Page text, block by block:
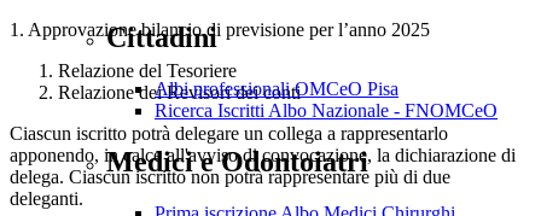
Cittadini
Albi professionali OMCeO Pisa
Ricerca Iscritti Albo Nazionale - FNOMCeO
Medici e Odontoiatri
1. Approvazione bilancio di previsione per l’anno 2025
Relazione del Tesoriere
Relazione dei Revisori dei conti
Ciascun iscritto potrà delegare un collega a rappresentarlo
apponendo, in calce all'avviso di convocazione, la dichiarazione di
delega. Ciascun iscritto non potrà rappresentare più di due
deleganti.